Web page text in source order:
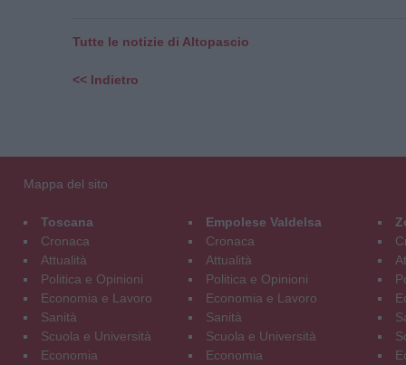
Tutte le notizie di Altopascio
<< Indietro
Mappa del sito
Toscana
Cronaca
Attualità
Politica e Opinioni
Economia e Lavoro
Sanità
Scuola e Università
Economia
Empolese Valdelsa
Cronaca
Attualità
Politica e Opinioni
Economia e Lavoro
Sanità
Scuola e Università
Economia